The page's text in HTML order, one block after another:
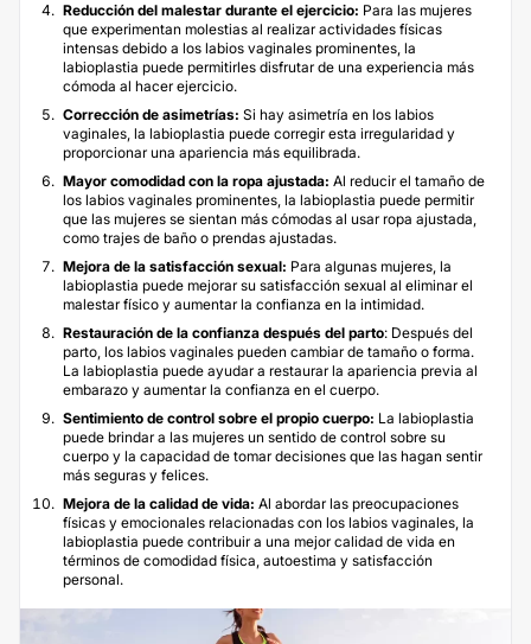
Reducción del malestar durante el ejercicio: Para las mujeres
que experimentan molestias al realizar actividades físicas
intensas debido a los labios vaginales prominentes, la
labioplastia puede permitirles disfrutar de una experiencia más
cómoda al hacer ejercicio.
Corrección de asimetrías: Si hay asimetría en los labios
vaginales, la labioplastia puede corregir esta irregularidad y
proporcionar una apariencia más equilibrada.
Mayor comodidad con la ropa ajustada: Al reducir el tamaño de
los labios vaginales prominentes, la labioplastia puede permitir
que las mujeres se sientan más cómodas al usar ropa ajustada,
como trajes de baño o prendas ajustadas.
Mejora de la satisfacción sexual: Para algunas mujeres, la
labioplastia puede mejorar su satisfacción sexual al eliminar el
malestar físico y aumentar la confianza en la intimidad.
Restauración de la confianza después del parto: Después del
parto, los labios vaginales pueden cambiar de tamaño o forma.
La labioplastia puede ayudar a restaurar la apariencia previa al
embarazo y aumentar la confianza en el cuerpo.
Sentimiento de control sobre el propio cuerpo: La labioplastia
puede brindar a las mujeres un sentido de control sobre su
cuerpo y la capacidad de tomar decisiones que las hagan sentir
más seguras y felices.
Mejora de la calidad de vida: Al abordar las preocupaciones
físicas y emocionales relacionadas con los labios vaginales, la
labioplastia puede contribuir a una mejor calidad de vida en
términos de comodidad física, autoestima y satisfacción
personal.